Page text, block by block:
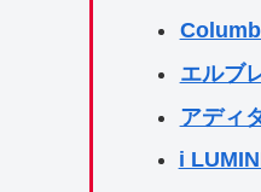
エルブ
アディ
i